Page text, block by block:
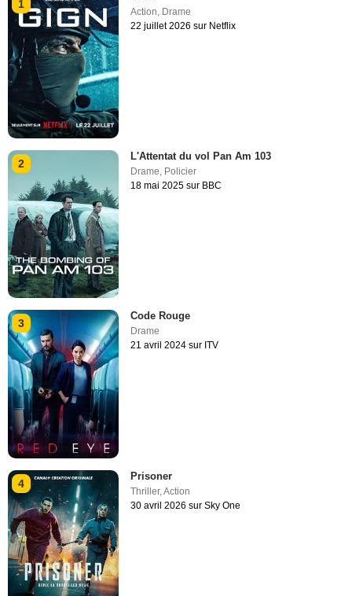
1
Action Drame
22 juillet 2026 sur Netflix
2
L'Attentat du vol Pan Am 103
Drame, Policier
18 mai 2025 sur BBC
3
Code Rouge
Drame
21 avril 2024 sur ITV
4
Prisoner
Thriller,Action
30 avril 2026 sur Sky One